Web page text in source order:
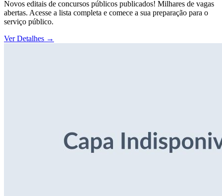
Novos editais de concursos públicos publicados! Milhares de vagas
abertas. Acesse a lista completa e comece a sua preparação para o
serviço público.
Ver Detalhes →